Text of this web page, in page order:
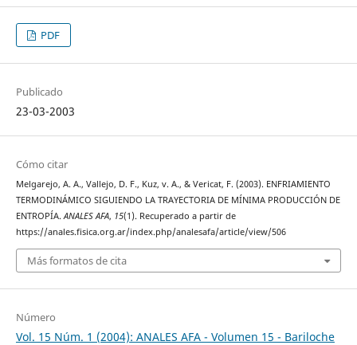
PDF
Publicado
23-03-2003
Cómo citar
Melgarejo, A. A., Vallejo, D. F., Kuz, v. A., & Vericat, F. (2003). ENFRIAMIENTO
TERMODINÁMICO SIGUIENDO LA TRAYECTORIA DE MÍNIMA PRODUCCIÓN DE
ENTROPÍA.ANALES AFA, 15(1). Recuperado a partir de
https://anales.fisica.org.ar/index.php/analesafa/article/view/506
Más formatos de cita
Número
Vol. 15 Núm. 1 (2004): ANALES AFA - Volumen 15 - Bariloche